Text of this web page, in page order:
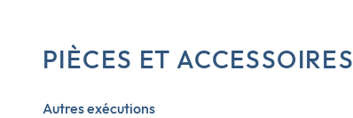
PIÈCES ET ACCESSOIRES
Autres exécutions